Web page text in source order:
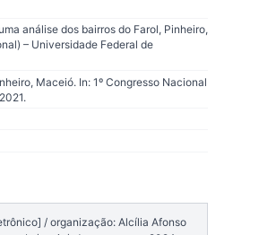
análise dos bairros do Farol, Pinheiro,
– Universidade Federal de
Maceió. In: 1º Congresso Nacional
/ organização: Alcília Afonso